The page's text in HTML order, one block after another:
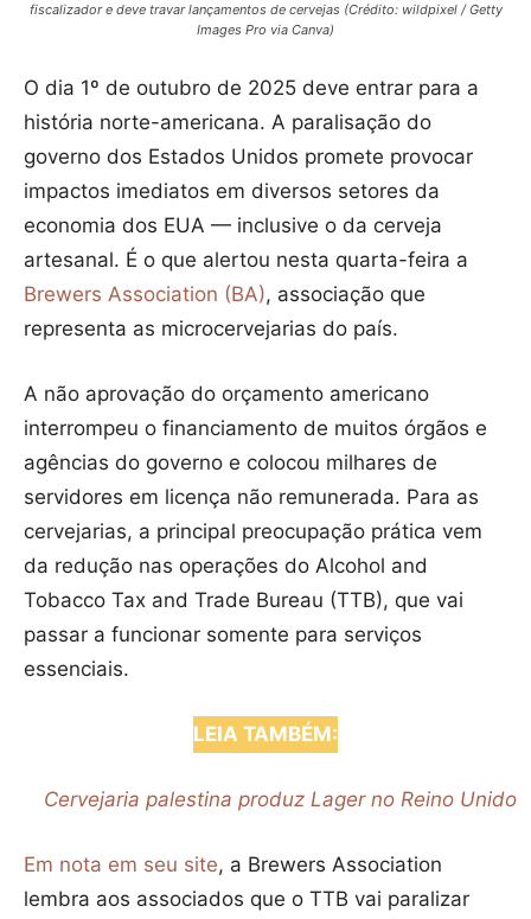
fiscalizador e deve travar lançamentos de cervejas (Crédito: wildpixel / Getty
Images Pro via Canva)
O dia 1º de outubro de 2025 deve entrar para a
história norte-americana. A paralisação do
governo dos Estados Unidos promete provocar
impactos imediatos em diversos setores da
economia dos EUA — inclusive o da cerveja
artesanal. É o que alertou nesta quarta-feira a
Brewers Association (BA), associação que
representa as microcervejarias do país.
A não aprovação do orçamento americano
interrompeu o financiamento de muitos órgãos e
agências do governo e colocou milhares de
servidores em licença não remunerada. Para as
cervejarias, a principal preocupação prática vem
da redução nas operações do Alcohol and
Tobacco Tax and Trade Bureau (TTB), que vai
passar a funcionar somente para serviços
essenciais.
LEIA TAMBÉM:
Cervejaria palestina produz Lager no Reino Unido
Em nota em seu site, a Brewers Association
lembra aos associados que o TTB vai paralizar